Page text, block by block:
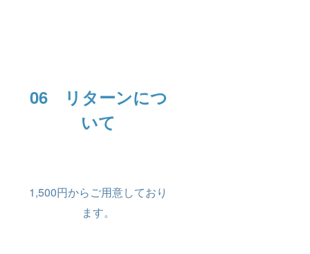
06 リターンにつ
いて
1,500円からご用意しており
ます。